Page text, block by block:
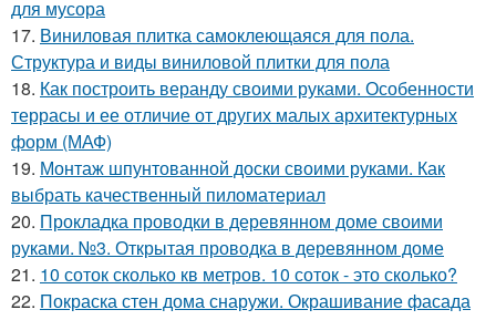
для мусора
17. Виниловая плитка самоклеющаяся для пола.
Структура и виды виниловой плитки для пола
18. Как построить веранду своими руками. Особенности
террасы и ее отличие от других малых архитектурных
форм (МАФ)
19. Монтаж шпунтованной доски своими руками. Как
выбрать качественный пиломатериал
20. Прокладка проводки в деревянном доме своими
руками. №3. Открытая проводка в деревянном доме
21. 10 соток сколько кв метров. 10 соток - это сколько?
22. Покраска стен дома снаружи. Окрашивание фасада